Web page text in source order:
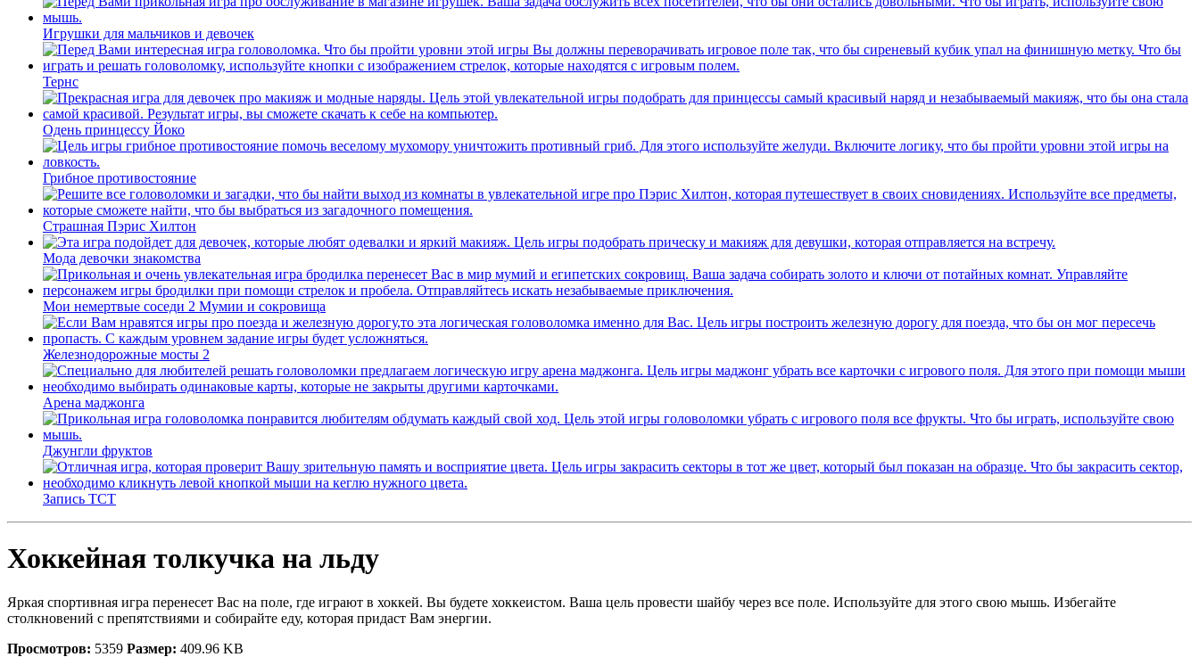
Игрушки для мальчиков и девочек
Тернс
Одень принцессу Йоко
Грибное противостояние
Страшная Пэрис Хилтон
Мода девочки знакомства
Мои немертвые соседи 2 Мумии и сокровища
Железнодорожные мосты 2
Арена маджонга
Джунгли фруктов
Запись ТСТ
Хоккейная толкучка на льду
Яркая спортивная игра перенесет Вас на поле, где играют в хоккей. Вы будете хоккеистом. Ваша цель провести шайбу через все поле. Используйте для этого свою мышь. Избегайте
столкновений с препятствиями и собирайте еду, которая придаст Вам энергии.
Просмотров: 5359 Размер: 409.96 KB